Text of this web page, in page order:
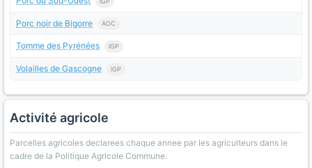
Porc noir de Bigorre AOC
Tomme des Pyrénées IGP
Volailles de Gascogne IGP
Activité agricole
Parcelles agricoles declarees chaque annee par les agriculteurs dans le
cadre de la Politique Agricole Commune.